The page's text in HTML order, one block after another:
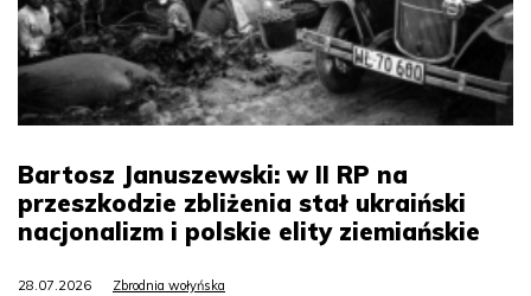
Bartosz Januszewski: w II RP na
przeszkodzie zbliżenia stał ukraiński
nacjonalizm i polskie elity ziemiańskie
28.07.2026 Zbrodnia wołyńska